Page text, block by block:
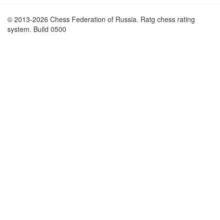
© 2013-2026 Chess Federation of Russia. Ratg chess rating
system. Build 0500